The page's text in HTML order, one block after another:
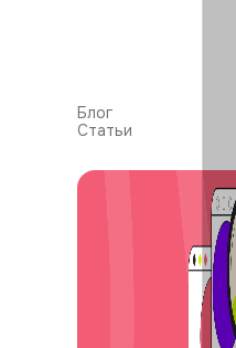
Блог
Статьи